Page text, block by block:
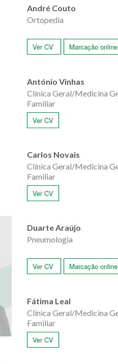
André Couto
Ortopedia
Ver CV Marcação online
António Vinhas
Clínica Geral/Medicina
Familiar
Ver CV
Carlos Novais
Clínica Geral/Medicina
Familiar
Ver CV
Duarte Araújo
Pneumologia
Ver CV Marcação online
Fátima Leal
Clínica Geral/Medicina
Familiar
Ver CV